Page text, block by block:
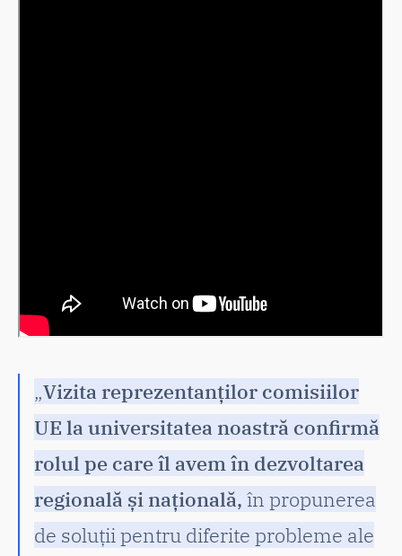
„Vizita reprezentanților comisiilor
UE la universitatea noastră confirmă
rolul pe care îl avem în dezvoltarea
regională și națională, în propunerea
de soluții pentru diferite probleme ale